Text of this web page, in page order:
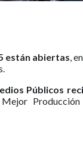
están abiertas,
Públicos